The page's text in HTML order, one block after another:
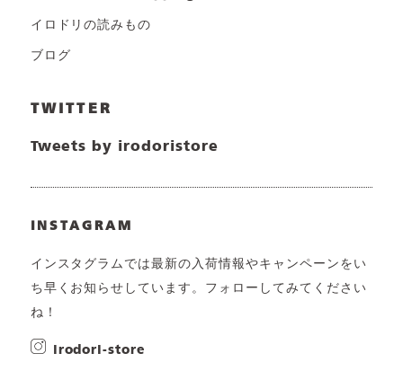
イロドリの読みもの
ブログ
TWITTER
Tweets by irodoristore
INSTAGRAM
インスタグラムでは最新の入荷情報やキャンペーンをい
ち早くお知らせしています。フォローしてみてください
ね！
irodori-store